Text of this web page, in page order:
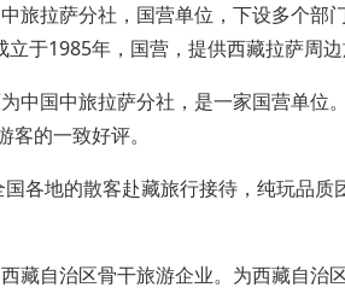
旅拉萨分社，国营单位，下设多个部
于1985年，国营，提供西藏拉萨周边
中国中旅拉萨分社，是一家国营单位
的一致好评。
各地的散客赴藏旅行接待，纯玩品质
藏自治区骨干旅游企业。为西藏自治